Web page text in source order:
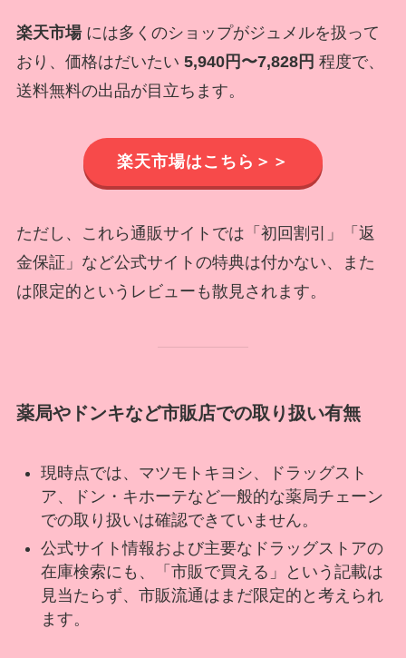
楽天市場には多くのショップがジュメルを扱って
おり、価格はだいたい 5,940円〜7,828円 程度で、
送料無料の出品が目立ちます。
楽天市場はこちら＞＞
ただし、これら通販サイトでは「初回割引」「返
金保証」など公式サイトの特典は付かない、また
は限定的というレビューも散見されます。
薬局やドンキなど市販店での取り扱い有無
現時点では、マツモトキヨシ、ドラッグスト
ア、ドン・キホーテなど一般的な薬局チェーン
での取り扱いは確認できていません。
公式サイト情報および主要なドラッグストアの
在庫検索にも、「市販で買える」という記載は
見当たらず、市販流通はまだ限定的と考えられ
ます。